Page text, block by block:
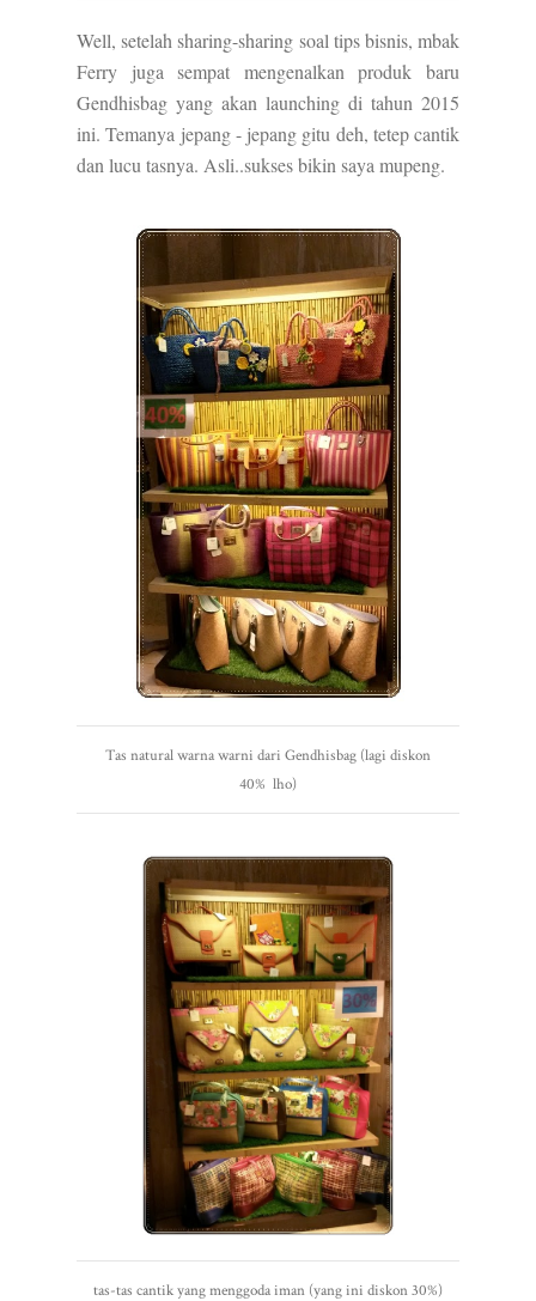
Well, setelah sharing-sharing soal tips bisnis, mbak
Ferry juga sempat mengenalkan produk baru
Gendhisbag yang akan launching di tahun 2015
ini. Temanya jepang - jepang gitu deh, tetep cantik
dan lucu tasnya. Asli..sukses bikin saya mupeng.
Tas natural warna warni dari Gendhisbag (lagi diskon
40% lho)
tas-tas cantik yang menggoda iman (yang ini diskon 30%)